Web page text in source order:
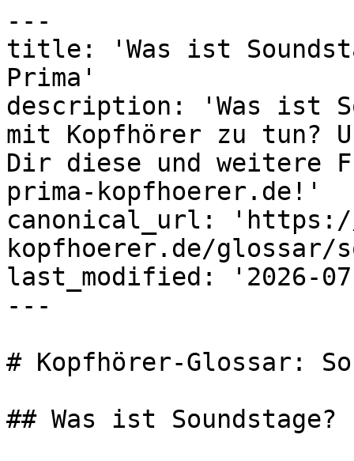
---
title: 'Was ist
Prima'
description: 'Was ist
mit Kopfhörer zu tun?
Dir diese und weitere
prima-kopfhoerer.de!'
canonical_url: 'https://
kopfhoerer.de/glossar/
last_modified: '2026-
---
# Kopfhörer-Glossar:
## Was ist Soundstage?